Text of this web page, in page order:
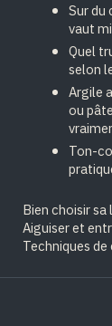
Sur du
vaut
Quel
selon
Argile
ou
Ton-
Bien choisir sa
Aiguiser et
Techniques de